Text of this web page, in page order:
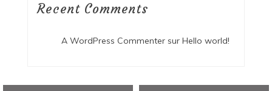
Recent Comments
A WordPress Commentersur Hello world!